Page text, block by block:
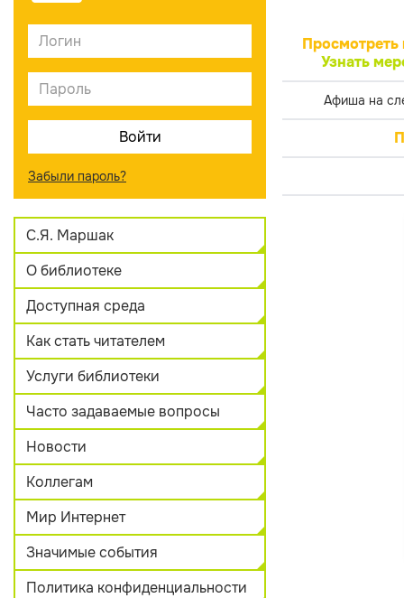
Забыли пароль?
С.Я. Маршак
О библиотеке
Доступная среда
Как стать читателем
Услуги библиотеки
Часто задаваемые вопросы
Новости
Коллегам
Мир Интернет
Значимые события
Политика конфиденциальности
Просмотреть
Узнать
Афиша на